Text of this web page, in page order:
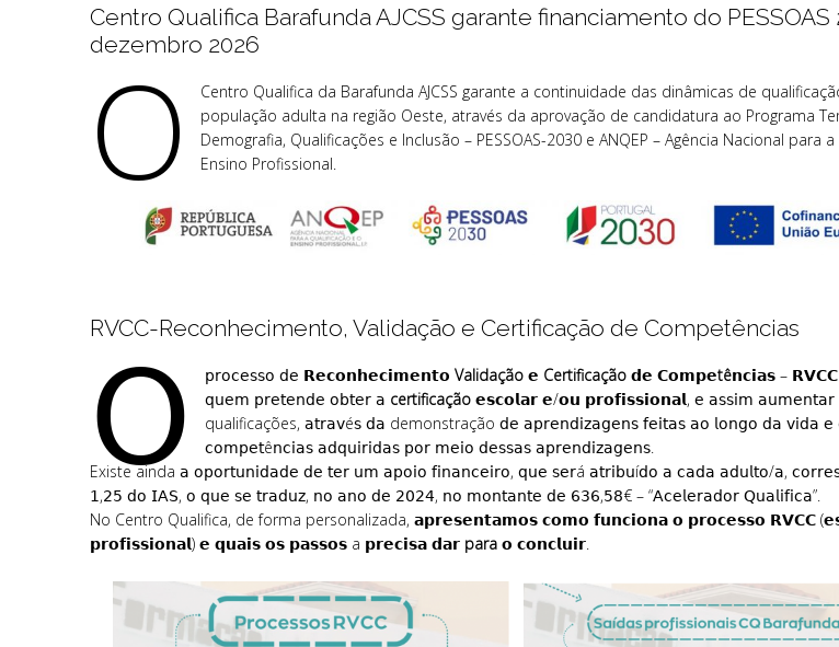
Centro Qualifica Barafunda AJCSS garante financiamento do PESSOAS
dezembro 2026
O
Centro Qualifica da Barafunda AJCSS garante a continuidade das dinâmicas de
população adulta na região Oeste, através da aprovação de candidatura ao Programa
Demografia, Qualificações e Inclusão – PESSOAS-2030 e ANQEP – Agência Nacional para
Ensino Profissional.
RVCC-Reconhecimento, Validação e Certificação de Competências
𝖮 𝗉𝗋𝗈𝖼𝖾𝗌𝗌𝗈 𝖽𝖾 𝗥𝗲𝗰𝗼𝗻𝗵𝗲𝗰𝗶𝗺𝗲𝗻𝘁𝗼 Validação 𝗲 Certificação 𝗱𝗲 𝗖𝗼𝗺𝗽𝗲tê𝗻𝗰𝗶𝗮𝘀 – 𝗥𝗩𝗖𝗖
𝗊𝗎𝖾𝗆 𝗉𝗋𝖾𝗍𝖾𝗇𝖽𝖾 𝗈𝖻𝗍𝖾𝗋 𝖺 certificação𝗲𝘀𝗰𝗼𝗹𝗮𝗿 𝗲/𝗼𝘂 𝗽𝗿𝗼𝗳𝗶𝘀𝘀𝗶𝗼𝗻𝗮𝗹, 𝖾 𝖺𝗌𝗌𝗂𝗆 𝖺𝗎𝗆𝖾𝗇𝗍𝖺𝗋
qualificações, 𝖺𝗍𝗋𝖺𝗏é𝗌 𝖽𝖺 demonstração 𝖽𝖾 𝖺𝗉𝗋𝖾𝗇𝖽𝗂𝗓𝖺𝗀𝖾𝗇𝗌 𝖿𝖾𝗂𝗍𝖺𝗌 𝖺𝗈 𝗅𝗈𝗇𝗀𝗈 𝖽𝖺 𝗏𝗂𝖽𝖺 𝖾
𝖼𝗈𝗆𝗉𝖾𝗍ê𝗇𝖼𝗂𝖺𝗌 𝖺𝖽𝗊𝗎𝗂𝗋𝗂𝖽𝖺𝗌 𝗉𝗈𝗋 𝗆𝖾𝗂𝗈 𝖽𝖾𝗌𝗌𝖺𝗌 𝖺𝗉𝗋𝖾𝗇𝖽𝗂𝗓𝖺𝗀𝖾𝗇𝗌.
Existe ainda 𝖺 𝗈𝗉𝗈𝗋𝗍𝗎𝗇𝗂𝖽𝖺𝖽𝖾 𝖽𝖾 𝗍𝖾𝗋 𝗎𝗆 𝖺𝗉𝗈𝗂𝗈 𝖿𝗂𝗇𝖺𝗇𝖼𝖾𝗂𝗋𝗈, 𝗊𝗎𝖾 𝗌𝖾𝗋á 𝖺𝗍𝗋𝗂𝖻𝗎í𝖽𝗈 𝖺 𝖼𝖺𝖽𝖺 𝖺𝖽𝗎𝗅𝗍𝗈/𝖺,
𝟣,𝟤𝟧 𝖽𝗈 𝖨𝖠𝖲, 𝗈 𝗊𝗎𝖾 𝗌𝖾 𝗍𝗋𝖺𝖽𝗎𝗓, 𝗇𝗈 𝖺𝗇𝗈 𝖽𝖾 𝟤𝟢𝟤𝟦, 𝗇𝗈 𝗆𝗈𝗇𝗍𝖺𝗇𝗍𝖾 𝖽𝖾 𝟨𝟥𝟨,𝟧𝟪€ – “𝖠𝖼𝖾𝗅𝖾𝗋𝖺𝖽𝗈𝗋 𝖰𝗎𝖺𝗅𝗂𝖿𝗂𝖼𝖺”.
No Centro Qualifica, de forma personalizada, 𝗮𝗽𝗿𝗲𝘀𝗲𝗻𝘁𝗮𝗺𝗼𝘀 𝗰𝗼𝗺𝗼 𝗳𝘂𝗻𝗰𝗶𝗼𝗻𝗮 𝗼 𝗽𝗿𝗼𝗰𝗲𝘀𝘀𝗼 𝗥𝗩𝗖𝗖
𝗽𝗿𝗼𝗳𝗶𝘀𝘀𝗶𝗼𝗻𝗮𝗹) 𝗲 𝗾𝘂𝗮𝗶𝘀 𝗼𝘀 𝗽𝗮𝘀𝘀𝗼𝘀 a 𝗽𝗿𝗲𝗰𝗶𝘀𝗮 𝗱𝗮𝗿 para 𝗼 𝗰𝗼𝗻𝗰𝗹𝘂𝗶𝗿.